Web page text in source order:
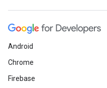
Android
Chrome
Firebase